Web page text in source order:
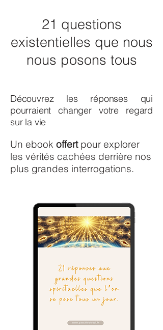
21 questions
existentielles que nous
nous posons tous
Découvrez les réponses qui
pourraient changer votre regard
sur la vie
Un ebook offertpour explorer
les vérités cachées derrière nos
plus grandes interrogations.